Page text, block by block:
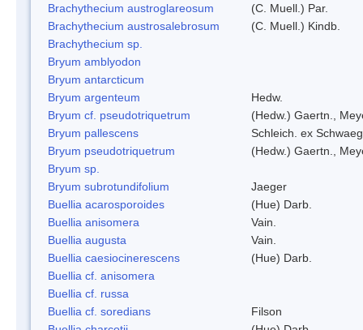
Brachythecium austroglareosum
(C. Muell.) Par.
Brachythecium austrosalebrosum
(C. Muell.) Kindb.
Brachythecium sp.
Bryum amblyodon
Bryum antarcticum
Bryum argenteum
Hedw.
Bryum cf. pseudotriquetrum
(Hedw.) Gaertn.,
Bryum pallescens
Schleich. ex
Bryum pseudotriquetrum
(Hedw.) Gaertn.,
Bryum sp.
Bryum subrotundifolium
Jaeger
Buellia acarosporoides
(Hue) Darb.
Buellia anisomera
Vain.
Buellia augusta
Vain.
Buellia caesiocinerescens
(Hue) Darb.
Buellia cf. anisomera
Buellia cf. russa
Buellia cf. soredians
Filson